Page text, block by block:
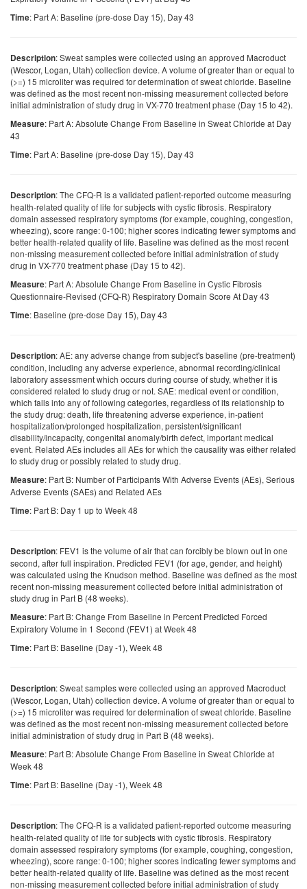
Time: Part A: Baseline (pre-dose Day 15), Day 43
Description: Sweat samples were collected using an approved Macroduct
(Wescor, Logan, Utah) collection device. A volume of greater than or equal to
(>=) 15 microliter was required for determination of sweat chloride. Baseline
was defined as the most recent non-missing measurement collected before
initial administration of study drug in VX-770 treatment phase (Day 15 to 42).
Measure: Part A: Absolute Change From Baseline in Sweat Chloride at Day
43
Time: Part A: Baseline (pre-dose Day 15), Day 43
Description: The CFQ-R is a validated patient-reported outcome measuring
health-related quality of life for subjects with cystic fibrosis. Respiratory
domain assessed respiratory symptoms (for example, coughing, congestion,
wheezing), score range: 0-100; higher scores indicating fewer symptoms and
better health-related quality of life. Baseline was defined as the most recent
non-missing measurement collected before initial administration of study
drug in VX-770 treatment phase (Day 15 to 42).
Measure: Part A: Absolute Change From Baseline in Cystic Fibrosis
Questionnaire-Revised (CFQ-R) Respiratory Domain Score At Day 43
Time: Baseline (pre-dose Day 15), Day 43
Description: AE: any adverse change from subject's baseline (pre-treatment)
condition, including any adverse experience, abnormal recording/clinical
laboratory assessment which occurs during course of study, whether it is
considered related to study drug or not. SAE: medical event or condition,
which falls into any of following categories, regardless of its relationship to
the study drug: death, life threatening adverse experience, in-patient
hospitalization/prolonged hospitalization, persistent/significant
disability/incapacity, congenital anomaly/birth defect, important medical
event. Related AEs includes all AEs for which the causality was either related
to study drug or possibly related to study drug.
Measure: Part B: Number of Participants With Adverse Events (AEs), Serious
Adverse Events (SAEs) and Related AEs
Time: Part B: Day 1 up to Week 48
Description: FEV1 is the volume of air that can forcibly be blown out in one
second, after full inspiration. Predicted FEV1 (for age, gender, and height)
was calculated using the Knudson method. Baseline was defined as the most
recent non-missing measurement collected before initial administration of
study drug in Part B (48 weeks).
Measure: Part B: Change From Baseline in Percent Predicted Forced
Expiratory Volume in 1 Second (FEV1) at Week 48
Time: Part B: Baseline (Day -1), Week 48
Description: Sweat samples were collected using an approved Macroduct
(Wescor, Logan, Utah) collection device. A volume of greater than or equal to
(>=) 15 microliter was required for determination of sweat chloride. Baseline
was defined as the most recent non-missing measurement collected before
initial administration of study drug in Part B (48 weeks).
Measure: Part B: Absolute Change From Baseline in Sweat Chloride at
Week 48
Time: Part B: Baseline (Day -1), Week 48
Description: The CFQ-R is a validated patient-reported outcome measuring
health-related quality of life for subjects with cystic fibrosis. Respiratory
domain assessed respiratory symptoms (for example, coughing, congestion,
wheezing), score range: 0-100; higher scores indicating fewer symptoms and
better health-related quality of life. Baseline was defined as the most recent
non-missing measurement collected before initial administration of study